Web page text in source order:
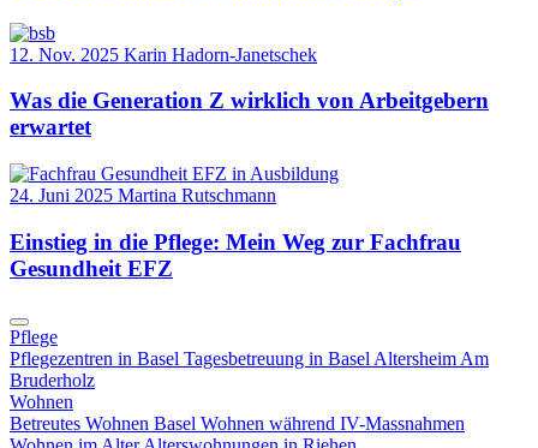
12. Nov. 2025 Karin Hadorn-Janetschek
Was die Generation Z wirklich von Arbeitgebern
erwartet
24. Juni 2025 Martina Rutschmann
Einstieg in die Pflege: Mein Weg zur Fachfrau
Gesundheit EFZ
Pflege
Pflegezentren in Basel Tagesbetreuung in Basel Altersheim Am
Bruderholz
Wohnen
Betreutes Wohnen Basel Wohnen während IV-Massnahmen